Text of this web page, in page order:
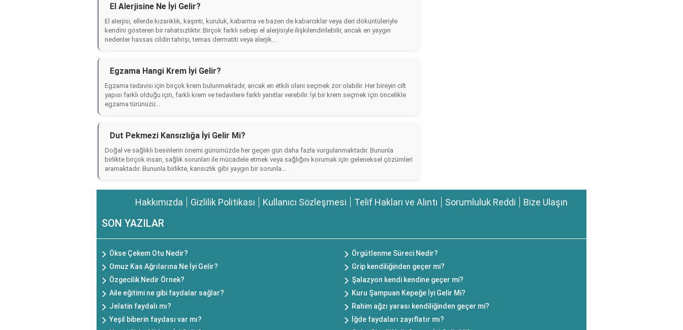
El Alerjisine Ne İyi Gelir?
El alerjisi, ellerde kızarıklık, kaşıntı, kuruluk, kabarma ve bazen de kabarcıklar veya deri döküntüleriyle
kendini gösteren bir rahatsızlıktır. Birçok farklı sebep el alerjisiyle ilişkilendirilebilir, ancak en yaygın
nedenler hassas cildin tahrişi, temas dermatiti veya alerjik...
Egzama Hangi Krem İyi Gelir?
Egzama tedavisi için birçok krem bulunmaktadır, ancak en etkili olanı seçmek zor olabilir. Her bireyin cilt
yapısı farklı olduğu için, farklı krem ve tedavilere farklı yanıtlar verebilir. İyi bir krem seçmek için öncelikle
egzama türünüzü...
Dut Pekmezi Kansızlığa İyi Gelir Mi?
Doğal ve sağlıklı besinlerin önemi günümüzde her geçen gün daha fazla vurgulanmaktadır. Bununla
birlikte birçok insan, sağlık sorunları ile mücadele etmek veya sağlığını korumak için geleneksel çözümleri
aramaktadır. Bununla birlikte, kansızlık gibi yaygın bir sorunla...
Hakkımızda Gizlilik Politikası Kullanıcı Sözleşmesi Telif Hakları ve Alıntı Sorumluluk Reddi Bize Ulaşın
SON YAZILAR
Ökse Çekem Otu Nedir?
Örgütlenme Süreci Nedir?
Omuz Kas Ağrılarına Ne İyi Gelir?
Grip kendiliğinden geçer mi?
Özgecilik Nedir Örnek?
Şalazyon kendi kendine geçer mi?
Aile eğitimi ne gibi faydalar sağlar?
Kuru Şampuan Kepeğe İyi Gelir Mi?
Jelatin faydalı mı?
Rahim ağzı yarası kendiliğinden geçer mi?
Yeşil biberin faydası var mı?
İğde faydaları zayıflatır mı?